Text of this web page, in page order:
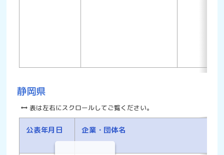
静岡県
表は左右にスクロールしてご覧ください。
公表年月日 企業・団体名